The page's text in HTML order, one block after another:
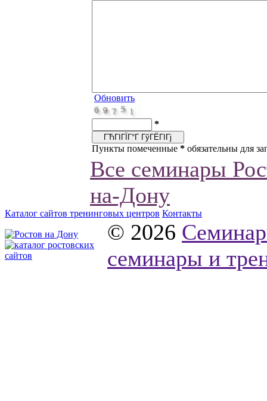
Обновить
*
Пункты помеченные * обязательны для
Все семинары
на-Дону
Каталог сайтов тренинговых центров Контакты
© 2026
семинары и